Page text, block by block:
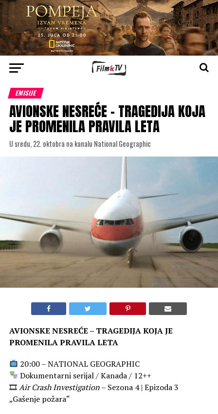
EMISIJE
AVIONSKE NESREĆE – TRAGEDIJA KOJA
JE PROMENILA PRAVILA LETA
U sredu, 22. oktobra na kanalu National Geographic
AVIONSKE NESREĆE – TRAGEDIJA KOJA JE
PROMENILA PRAVILA LETA
20:00 – NATIONAL GEOGRAPHIC
Dokumentarni serijal / Kanada / 12++
🎞Air Crash Investigation– Sezona 4 | Epizoda 3
„Gašenje požara“